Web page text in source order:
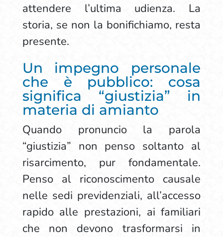
attendere l’ultima udienza. La
storia, se non la bonifichiamo, resta
presente.
Un impegno personale
che è pubblico: cosa
significa “giustizia” in
materia di amianto
Quando pronuncio la parola
“giustizia” non penso soltanto al
risarcimento, pur fondamentale.
Penso al riconoscimento causale
nelle sedi previdenziali, all’accesso
rapido alle prestazioni, ai familiari
che non devono trasformarsi in